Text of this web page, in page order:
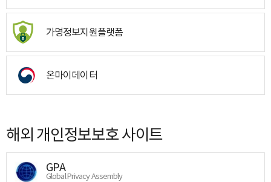
가명정보지원플랫폼
온마이데이터
해외 개인정보보호 사이트
GPA
Global Privacy Assembly